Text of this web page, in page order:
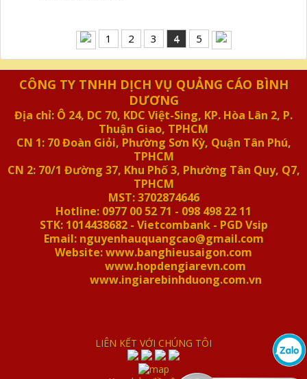
1 2 3 4 5
CÔNG TY TNHH DỊCH VỤ QUẢNG CÁO BÌNH
DƯƠNG
Địa chỉ: Ô 24, DC 70, KDC Việt-Sing, KP. Hòa Lân 2, P.
Thuận Giao, TPHCM
CN 1: 70 Đoàn Giỏi, Phường Sơn Kỳ, Quận Tân Phú,
TPHCM
CN 2: 70/1 Đường 37, Khu Phố 3, Phường Tân Quy, Q7,
TPHCM
MST: 3702874646
Hotline: 0977 00 52 71 - 098 498 22 11
STK: 1014438682 - Vietcombank - PGD Vsip
Email: nguyenhauquangcao@gmail.com
Website: www.banghieusaigon.com
www.hopdengiarevn.com
www.ingiarebinhduong.com.vn
LIÊN KẾT VỚI CHÚNG TÔI